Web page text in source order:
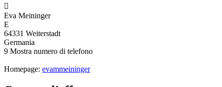

Eva Meininger
E
64331 Weiterstadt
Germania
9 Mostra numero di telefono
Homepage: evammeininger